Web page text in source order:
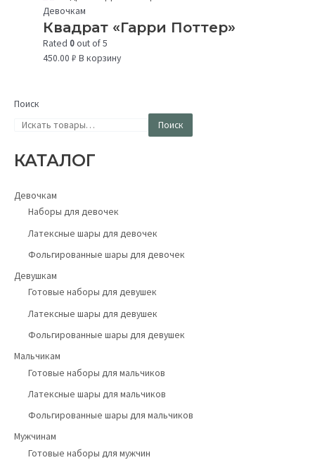
Поиск
Поиск
КАТАЛОГ
Девочкам
Наборы для девочек
Латексные шары для девочек
Фольгированные шары для девочек
Девушкам
Готовые наборы для девушек
Латексные шары для девушек
Фольгированные шары для девушек
Мальчикам
Готовые наборы для мальчиков
Латексные шары для мальчиков
Фольгированные шары для мальчиков
Мужчинам
Готовые наборы для мужчин
Девочкам
Квадрат «Гарри Поттер»
Rated0out of 5
450.00₽ В корзину